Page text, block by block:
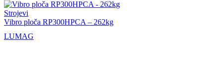
Strojevi
Vibro ploča RP300HPCA – 262kg
LUMAG